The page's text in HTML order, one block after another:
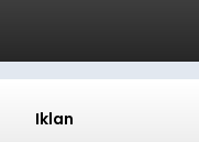
Iklan